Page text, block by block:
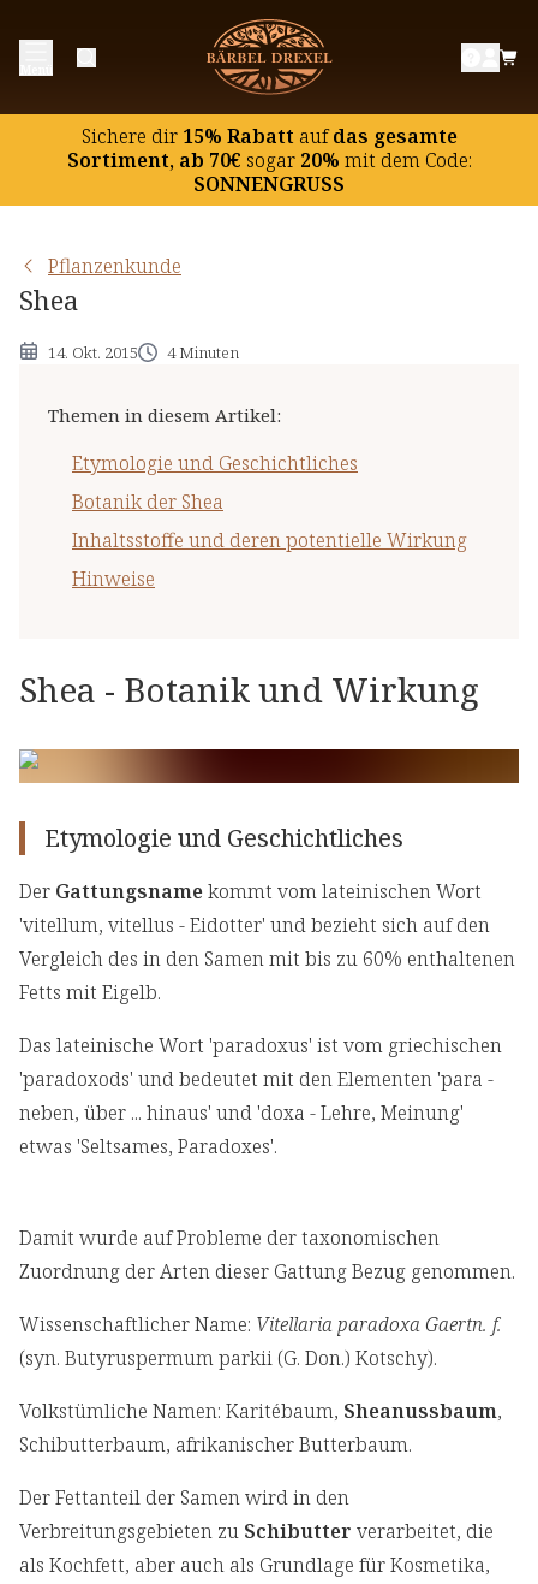
Sichere dir15% Rabatt aufdas gesamte
Sortiment, ab 70€ sogar20% mit dem Code:
SONNENGRUSS
Pflanzenkunde
Shea
14. Okt. 2015 4 Minuten
Themen in diesem Artikel:
Etymologie und Geschichtliches
Botanik der Shea
Inhaltsstoffe und deren potentielle Wirkung
Hinweise
Etymologie und Geschichtliches
Botanik der Shea
Inhaltsstoffe und deren potentielle Wirkung
Hinweise
Shea - Botanik und Wirkung
Etymologie und Geschichtliches
Der Gattungsnamekommt vom lateinischen Wort
'vitellum, vitellus - Eidotter' und bezieht sich auf den
Vergleich des in den Samen mit bis zu 60% enthaltenen
Fetts mit Eigelb.
Das lateinische Wort 'paradoxus' ist vom griechischen
'paradoxods' und bedeutet mit den Elementen 'para -
neben, über ... hinaus' und 'doxa - Lehre, Meinung'
etwas 'Seltsames, Paradoxes'.
Damit wurde auf Probleme der taxonomischen
Zuordnung der Arten dieser Gattung Bezug genommen.
Wissenschaftlicher Name: Vitellaria paradoxa Gaertn. f.
(syn. Butyruspermum parkii (G. Don.) Kotschy).
Volkstümliche Namen: Karitébaum, Sheanussbaum,
Schibutterbaum, afrikanischer Butterbaum.
Der Fettanteil der Samen wird in den
Verbreitungsgebieten zu Schibutter verarbeitet, die
als Kochfett, aber auch als Grundlage für Kosmetika,